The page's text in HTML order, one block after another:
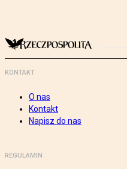
KONTAKT
O nas
Kontakt
Napisz do nas
REGULAMIN